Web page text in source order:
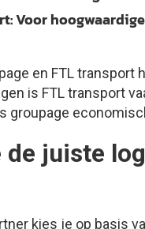
Voor
en FTL transport
is FTL transport
groupage
de juiste
kies je op basis